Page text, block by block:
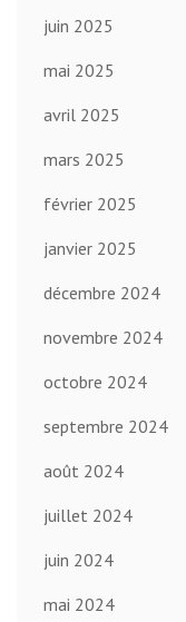
juin 2025
mai 2025
avril 2025
mars 2025
février 2025
janvier 2025
décembre 2024
novembre 2024
octobre 2024
septembre 2024
août 2024
juillet 2024
juin 2024
mai 2024